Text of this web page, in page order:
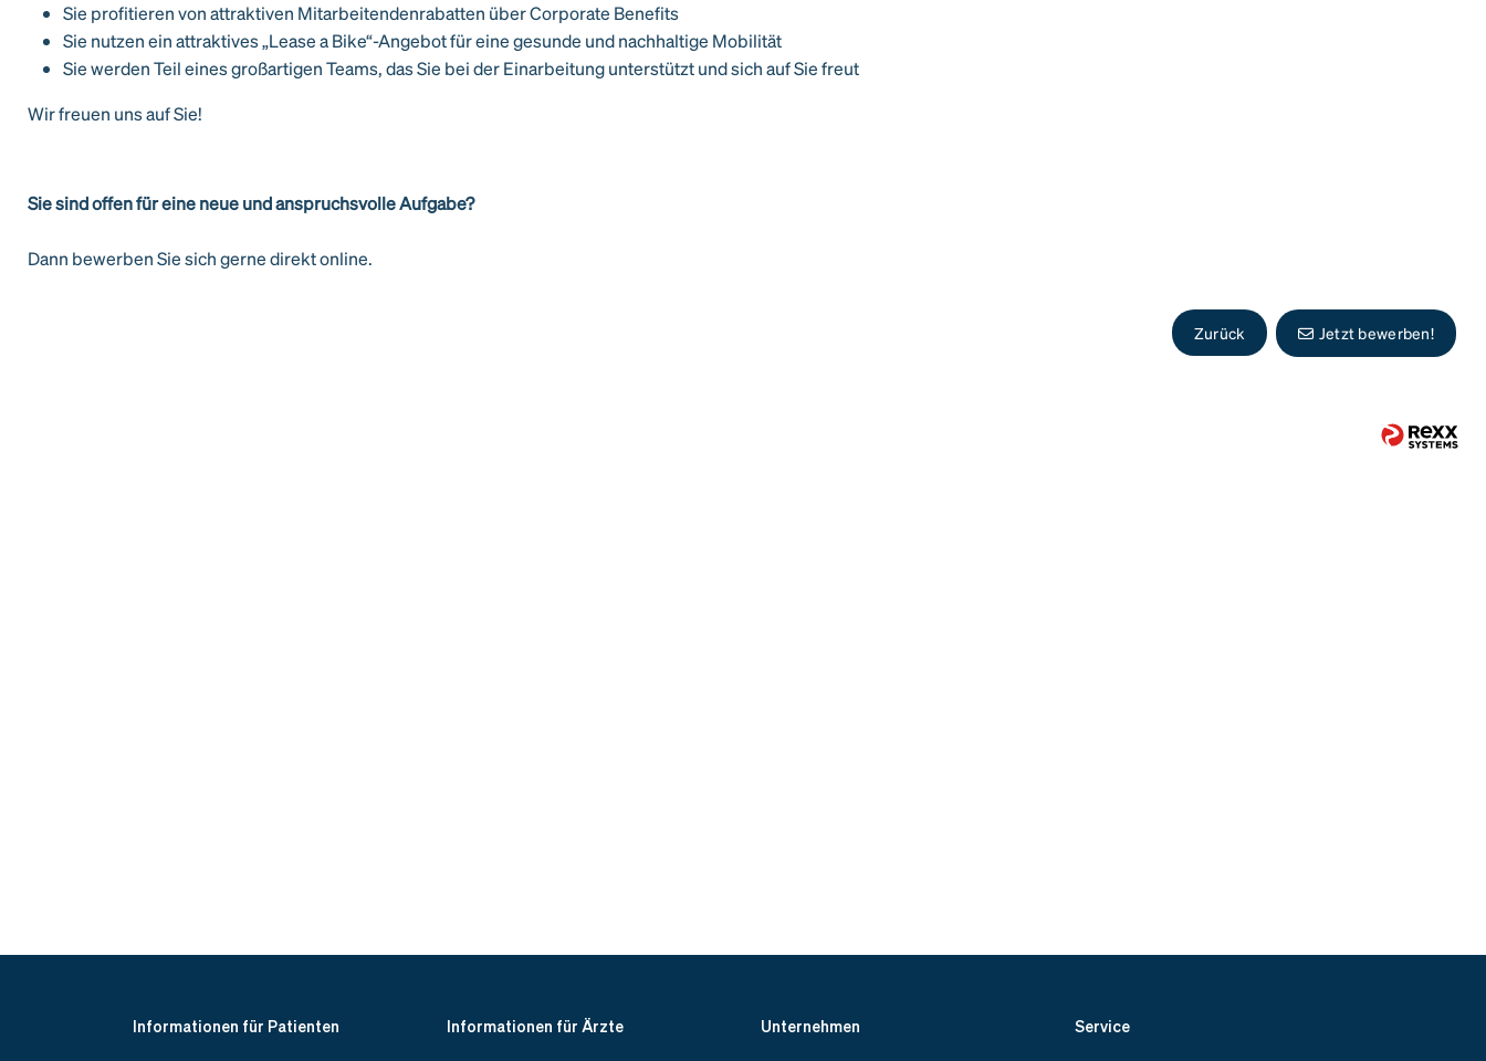
Sie profitieren von attraktiven Mitarbeitendenrabatten über Corporate Benefits
Sie nutzen ein attraktives „Lease a Bike“-Angebot für eine gesunde und nachhaltige Mobilität
Sie werden Teil eines großartigen Teams, das Sie bei der Einarbeitung unterstützt und sich auf Sie freut
Wir freuen uns auf Sie!
Sie sind offen für eine neue und anspruchsvolle Aufgabe?
Dann bewerben Sie sich gerne direkt online.
Zurück Jetzt bewerben!
Informationen für Patienten Informationen für Ärzte Unternehmen Service